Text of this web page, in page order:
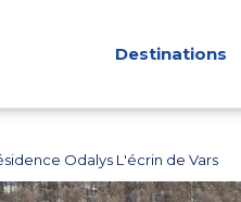
Destinations
Odalys L'écrin de Vars